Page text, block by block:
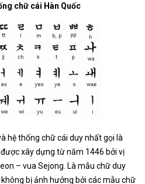
chữ cái Hàn Quốc
hệ thống chữ cái duy nhất gọi là
xây dựng từ năm 1446 bởi vị
– vua Sejong. Là mẫu chữ duy
bị ảnh hưởng bởi các mẫu chữ